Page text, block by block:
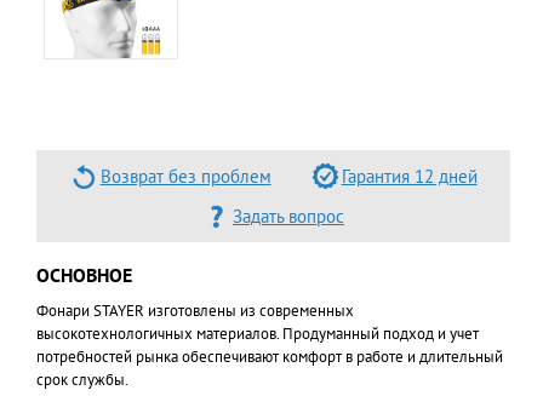
Возврат без проблем
Гарантия 12 дней
Задать вопрос
ОСНОВНОЕ
Фонари STAYER изготовлены из современных
высокотехнологичных материалов. Продуманный подход и учет
потребностей рынка обеспечивают комфорт в работе и длительный
срок службы.